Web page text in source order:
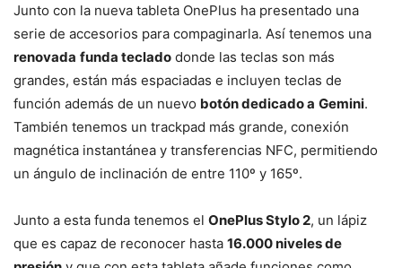
Junto con la nueva tableta OnePlus ha presentado una
serie de accesorios para compaginarla. Así tenemos una
renovada funda teclado donde las teclas son más
grandes, están más espaciadas e incluyen teclas de
función además de un nuevo botón dedicado a Gemini.
También tenemos un trackpad más grande, conexión
magnética instantánea y transferencias NFC, permitiendo
un ángulo de inclinación de entre 110º y 165º.
Junto a esta funda tenemos el OnePlus Stylo 2, un lápiz
que es capaz de reconocer hasta 16.000 niveles de